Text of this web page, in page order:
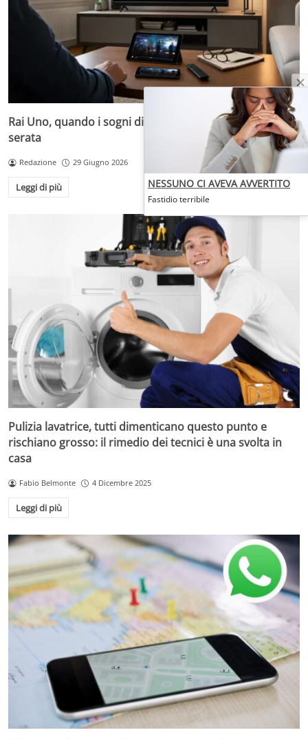
Rai Uno, quando i sogni diventano desideri da prima
serata
Redazione 29 Giugno 2026
Leggi di più
Pulizia lavatrice, tutti dimenticano questo punto e
rischiano grosso: il rimedio dei tecnici è una svolta in
casa
Fabio Belmonte 4 Dicembre 2025
Leggi di più
NESSUNO CI AVEVA AVVERTITO
Fastidio terribile